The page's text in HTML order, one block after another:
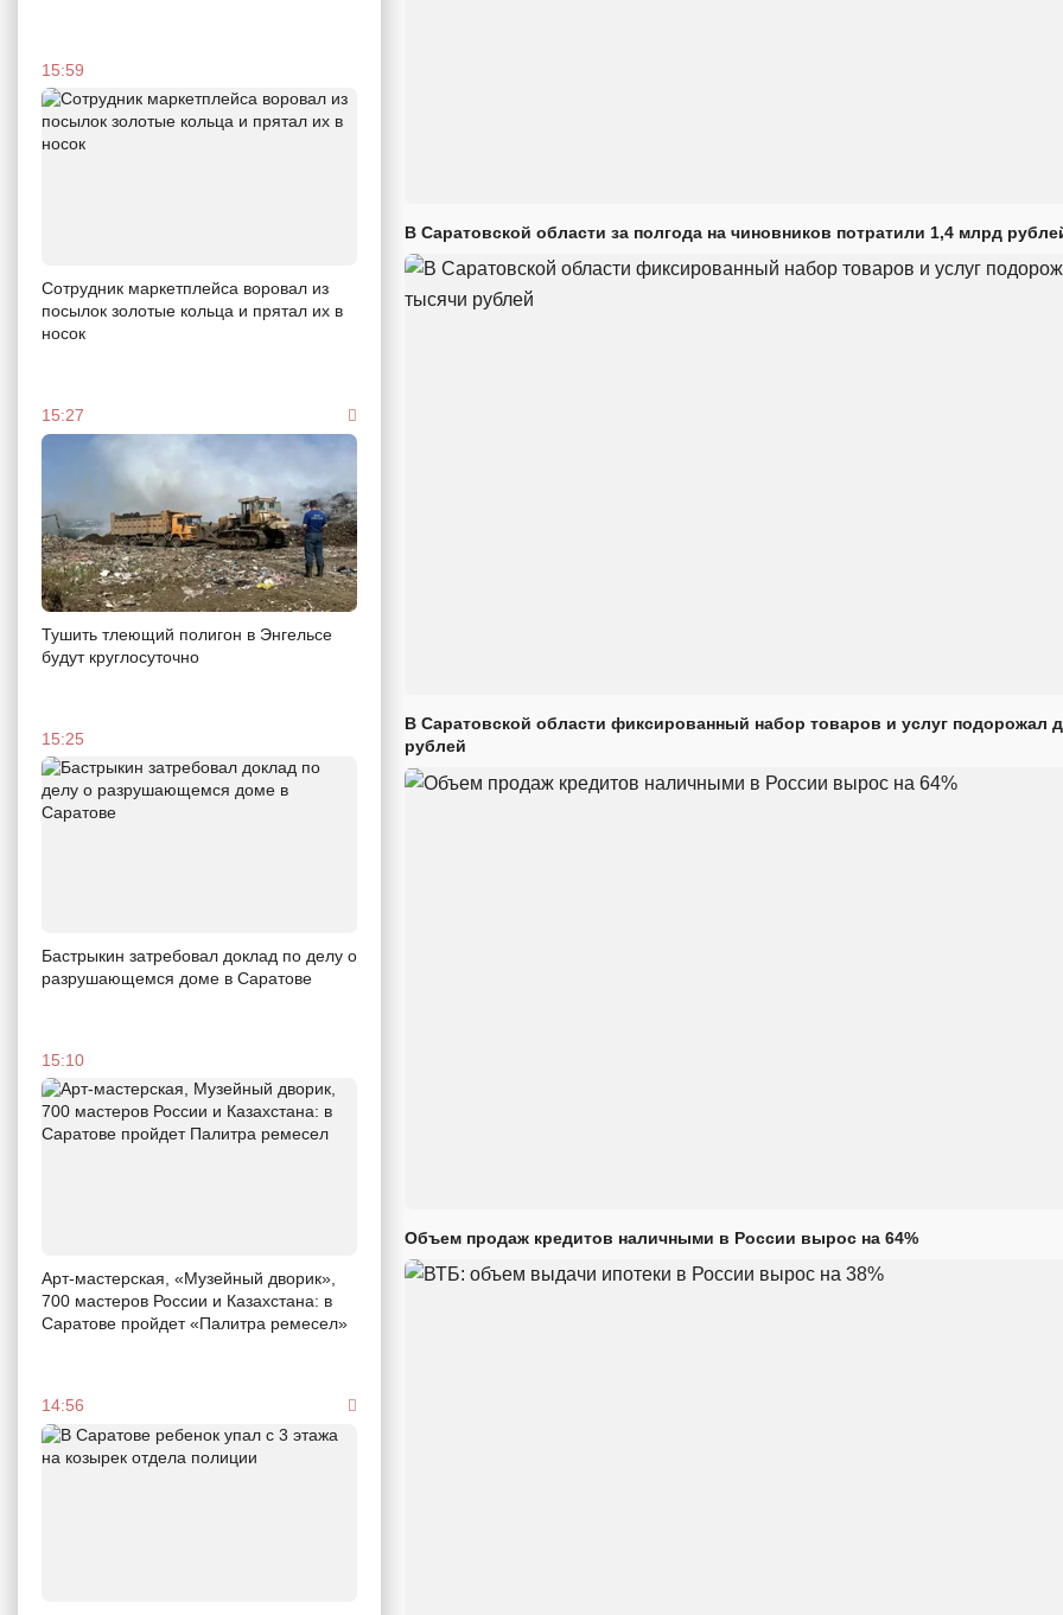
15:59
Сотрудник маркетплейса воровал из
посылок золотые кольца и прятал их в
носок
15:27
Тушить тлеющий полигон в Энгельсе
будут круглосуточно
15:25
Бастрыкин затребовал доклад по делу о
разрушающемся доме в Саратове
15:10
Арт-мастерская, «Музейный дворик»,
700 мастеров России и Казахстана: в
Саратове пройдет «Палитра ремесел»
14:56
В Саратовской области за полгода на чиновников потратили 1,4 млрд
В Саратовской области фиксированный набор товаров и услуг подорожал
рублей
Объем продаж кредитов наличными в России вырос на 64%